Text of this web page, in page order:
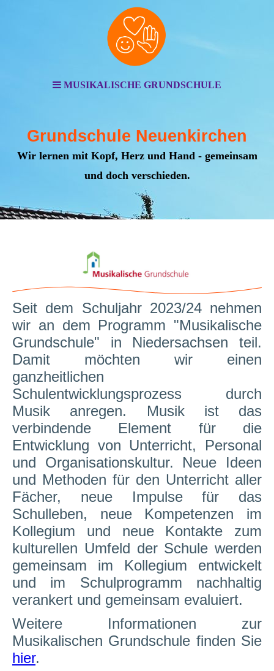
MUSIKALISCHE GRUNDSCHULE
Grundschule Neuenkirchen
Wir lernen mit Kopf, Herz und Hand - gemeinsam
und doch verschieden.
Seit dem Schuljahr 2023/24 nehmen
wir an dem Programm "Musikalische
Grundschule" in Niedersachsen teil.
Damit möchten wir einen
ganzheitlichen
Schulentwicklungsprozess durch
Musik anregen. Musik ist das
verbindende Element für die
Entwicklung von Unterricht, Personal
und Organisationskultur. Neue Ideen
und Methoden für den Unterricht aller
Fächer, neue Impulse für das
Schulleben, neue Kompetenzen im
Kollegium und neue Kontakte zum
kulturellen Umfeld der Schule werden
gemeinsam im Kollegium entwickelt
und im Schulprogramm nachhaltig
verankert und gemeinsam evaluiert.
Weitere Informationen zur
Musikalischen Grundschule finden Sie
hier.